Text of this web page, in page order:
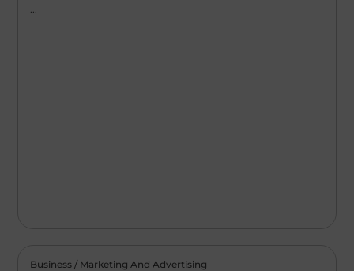
Business / Marketing And Advertising